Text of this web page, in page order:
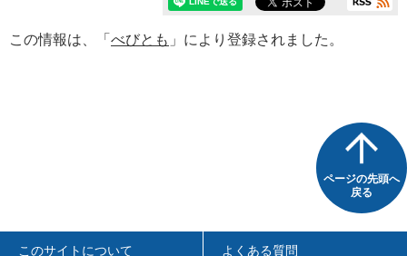
この情報は、「 べびとも 」により登録されました。
ページの先頭へ
戻る
このサイトについて よくある質問